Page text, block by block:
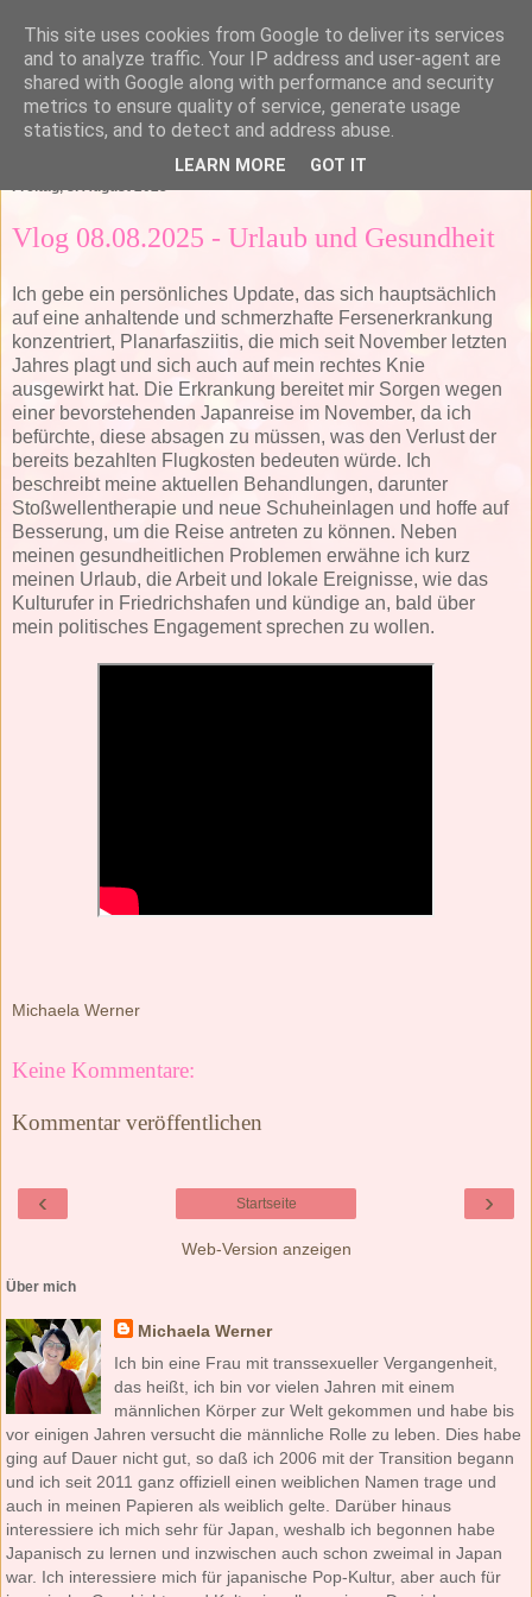
Freitag, 8. August 2025
Vlog 08.08.2025 - Urlaub und Gesundheit
Ich gebe ein persönliches Update, das sich hauptsächlich
auf eine anhaltende und schmerzhafte Fersenerkrankung
konzentriert, Planarfasziitis, die mich seit November letzten
Jahres plagt und sich auch auf mein rechtes Knie
ausgewirkt hat. Die Erkrankung bereitet mir Sorgen wegen
einer bevorstehenden Japanreise im November, da ich
befürchte, diese absagen zu müssen, was den Verlust der
bereits bezahlten Flugkosten bedeuten würde. Ich
beschreibt meine aktuellen Behandlungen, darunter
Stoßwellentherapie und neue Schuheinlagen und hoffe auf
Besserung, um die Reise antreten zu können. Neben
meinen gesundheitlichen Problemen erwähne ich kurz
meinen Urlaub, die Arbeit und lokale Ereignisse, wie das
Kulturufer in Friedrichshafen und kündige an, bald über
mein politisches Engagement sprechen zu wollen.
Michaela Werner
Keine Kommentare:
Kommentar veröffentlichen
‹ ›
Startseite
Web-Version anzeigen
Über mich
Michaela Werner
Ich bin eine Frau mit transsexueller Vergangenheit,
das heißt, ich bin vor vielen Jahren mit einem
männlichen Körper zur Welt gekommen und habe bis
vor einigen Jahren versucht die männliche Rolle zu leben. Dies habe
ging auf Dauer nicht gut, so daß ich 2006 mit der Transition begann
und ich seit 2011 ganz offiziell einen weiblichen Namen trage und
auch in meinen Papieren als weiblich gelte. Darüber hinaus
interessiere ich mich sehr für Japan, weshalb ich begonnen habe
Japanisch zu lernen und inzwischen auch schon zweimal in Japan
war. Ich interessiere mich für japanische Pop-Kultur, aber auch für
This site uses cookies from Google to deliver its services
and to analyze traffic. Your IP address and user-agent are
shared with Google along with performance and security
metrics to ensure quality of service, generate usage
statistics, and to detect and address abuse.
LEARN MORE GOT IT